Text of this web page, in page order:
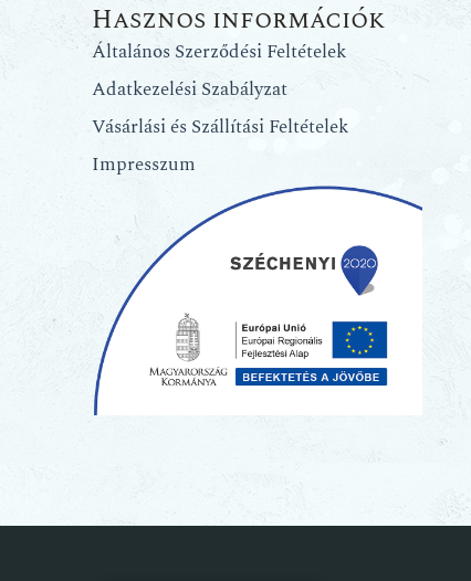
Hasznos információk
Általános Szerződési Feltételek
Adatkezelési Szabályzat
Vásárlási és Szállítási Feltételek
Impresszum